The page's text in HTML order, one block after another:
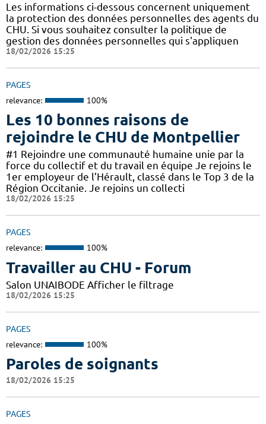
Les informations ci-dessous concernent uniquement
la protection des données personnelles des agents du
CHU. Si vous souhaitez consulter la politique de
gestion des données personnelles qui s'appliquen
18/02/2026 15:25
PAGES
relevance: 100%
Les 10 bonnes raisons de
rejoindre le CHU de Montpellier
#1 Rejoindre une communauté humaine unie par la
force du collectif et du travail en équipe Je rejoins le
1er employeur de l’Hérault, classé dans le Top 3 de la
Région Occitanie. Je rejoins un collecti
18/02/2026 15:25
PAGES
relevance: 100%
Travailler au CHU - Forum
Salon UNAIBODE Afficher le filtrage
18/02/2026 15:25
PAGES
relevance: 100%
Paroles de soignants
18/02/2026 15:25
PAGES